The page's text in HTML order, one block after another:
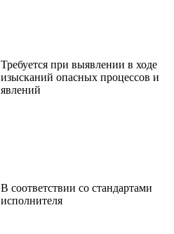
Требуется при выявлении в ходе
изысканий опасных процессов и
явлений
В соответствии со стандартами
исполнителя